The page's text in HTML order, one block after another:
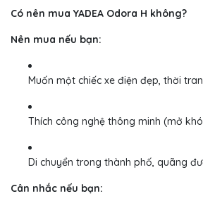
Có nên mua YADEA Odora H không?
Nên mua nếu bạn:
Muốn một chiếc xe điện đẹp, thời
Thích công nghệ thông minh (mở
Di chuyển trong thành phố, quãng
Cân nhắc nếu bạn: